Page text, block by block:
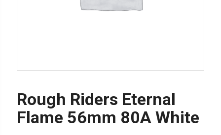
Rough Riders Eternal
Flame 56mm 80A White